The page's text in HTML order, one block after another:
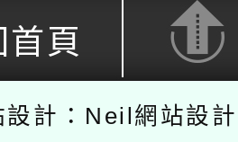
首頁
設計：Neil網站設